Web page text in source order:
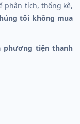
phân tích, thống kê,
tôi không mua
phương tiện thanh